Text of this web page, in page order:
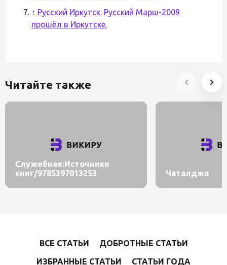
↑ Русский Иркутск. Русский Марш-2009
прошёл в Иркутске.
Читайте также
Служебная:Источники
книг/9785397013253
Чаталджа
ВСЕ СТАТЬИ
ДОБРОТНЫЕ СТАТЬИ
ИЗБРАННЫЕ СТАТЬИ
СТАТЬИ ГОДА